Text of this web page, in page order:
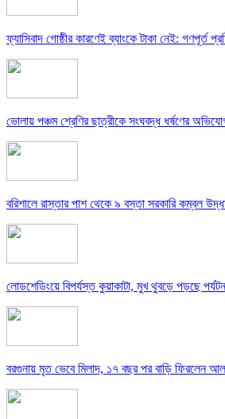
ফ্যাসিবাদ গোষ্ঠীর কারণেই ব্যাংকে টাকা নেই: গণপূর্ত
ভোলায় পঞ্চম শ্রেণির ছাত্রীকে সংঘবদ্ধ ধর্ষণের
বরিশালে রাস্তার পাশ থেকে ৯ বস্তা সরকারি কম্বল
লোডশেডিংয়ে বিপর্যস্ত কুয়াকাটা, মুখ থুবড়ে পড়ছে
বরগুনায় মৃত ভেবে মিলাদ, ১৭ বছর পর বাড়ি ফিরলেন